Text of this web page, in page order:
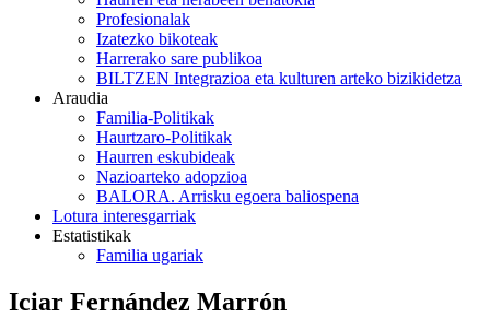
Profesionalak
Izatezko bikoteak
Harrerako sare publikoa
BILTZEN Integrazioa eta kulturen arteko bizikidetza
Araudia
Familia-Politikak
Haurtzaro-Politikak
Haurren eskubideak
Nazioarteko adopzioa
BALORA. Arrisku egoera baliospena
Lotura interesgarriak
Estatistikak
Familia ugariak
Iciar Fernández Marrón